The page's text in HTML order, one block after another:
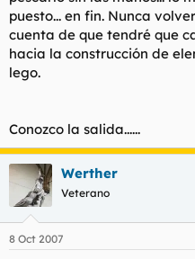
puesto... en fin. Nunca
cuenta de que tendré que
hacia la construcción de
lego.
Conozco la salida......
Werther
Veterano
8 Oct 2007